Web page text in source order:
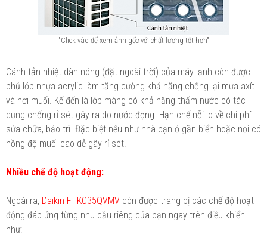
"Click vào để xem ảnh gốc với chất lượng tốt hơn"
Cánh tản nhiệt dàn nóng (đặt ngoài trời) của máy lạnh còn được
phủ lớp nhựa acrylic làm tăng cường khả năng chống lại mưa axít
và hơi muối. Kế đến là lớp màng có khả năng thấm nước có tác
dụng chống rỉ sét gây ra do nước đọng. Hạn chế nỗi lo về chi phí
sửa chữa, bảo trì. Đặc biệt nếu như nhà bạn ở gần biển hoặc nơi có
nồng độ muối cao dễ gây rỉ sét.
Nhiều chế độ hoạt động:
Ngoài ra, Daikin FTKC35QVMV còn được trang bị các chế độ hoạt
động đáp ứng từng nhu cầu riêng của bạn ngay trên điều khiển
như: